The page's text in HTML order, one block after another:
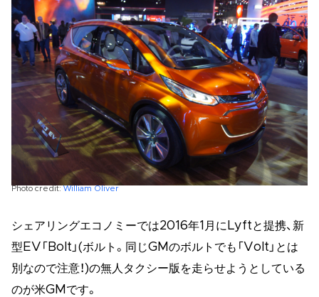
Photo credit: William Oliver
シェアリングエコノミーでは2016年1月にLyftと提携、新
型EV「Bolt」(ボルト。同じGMのボルトでも「Volt」とは
別なので注意！)の無人タクシー版を走らせようとしている
のが米GMです。